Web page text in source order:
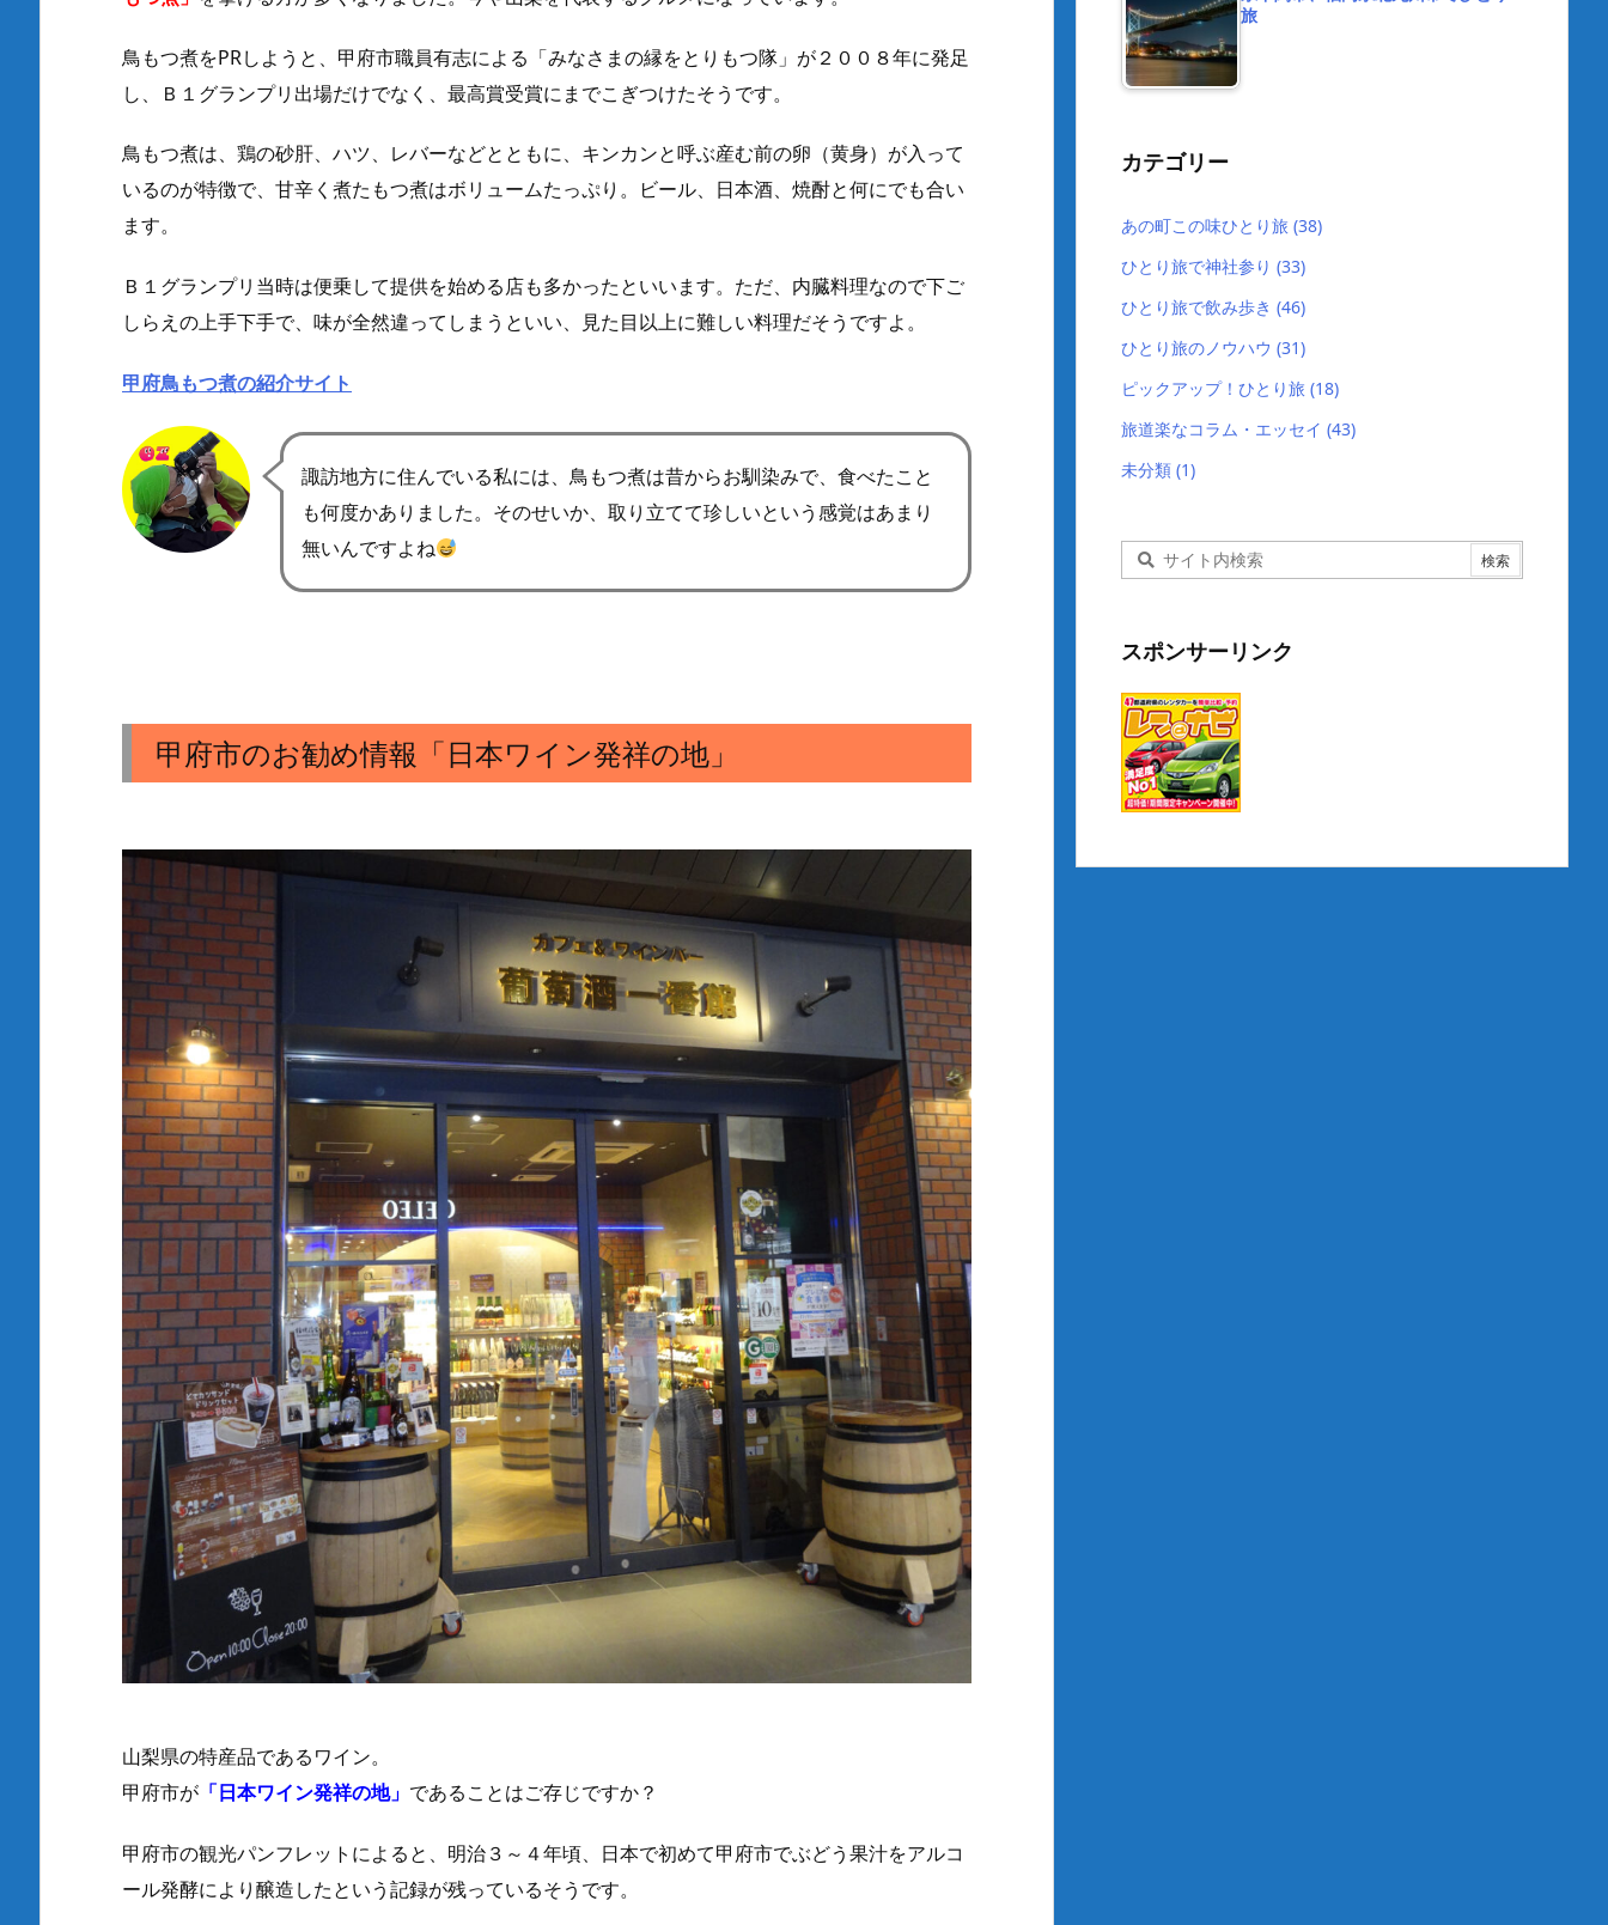
鳥もつ煮をPRしようと、甲府市職員有志による「みなさまの縁をとりもつ隊」が２００８年に発足
し、Ｂ１グランプリ出場だけでなく、最高賞受賞にまでこぎつけたそうです。
鳥もつ煮は、 鶏の砂肝、ハツ、レバーなどとともに、キンカンと呼ぶ産む前の卵（黄身）が入って
いるのが特徴で、甘辛く煮たもつ煮はボリュームたっぷり。ビール、日本酒、焼酎と何にでも合い
ます。
Ｂ１グランプリ当時は便乗して提供を始める店も多かったといいます。ただ、内臓料理なので下ご
しらえの上手下手で、味が全然違ってしまうといい、見た目以上に難しい料理だそうですよ。
甲府鳥もつ煮の紹介サイト
諏訪地方に住んでいる私には、鳥もつ煮は昔からお馴染みで、食べたこと
も何度かありました。そのせいか、取り立てて珍しいという感覚はあまり
無いんですよね
甲府市のお勧め情報「日本ワイン発祥の地」
山梨県の特産品であるワイン。
甲府市が 「日本ワイン発祥の地」 であることはご存じですか？
甲府市の観光パンフレットによると、明治３～４年頃、日本で初めて甲府市でぶどう果汁をアルコ
ール発酵により醸造したという記録が残っているそうです。
旅
カテゴリー
あの町この味ひとり旅 (38)
ひとり旅で神社参り (33)
ひとり旅で飲み歩き (46)
ひとり旅のノウハウ (31)
ピックアップ！ひとり旅 (18)
旅道楽なコラム・エッセイ (43)
未分類 (1)
スポンサーリンク